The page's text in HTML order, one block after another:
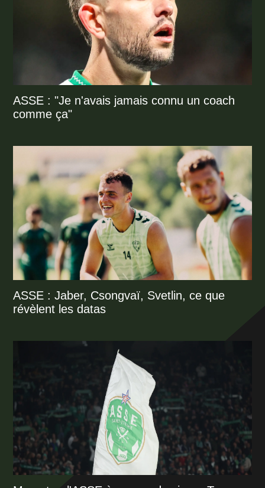
ASSE : "Je n'avais jamais connu un coach
comme ça"
ASSE : Jaber, Csongvaï, Svetlin, ce que
révèlent les datas